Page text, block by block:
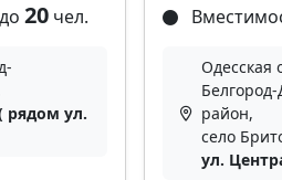
20 чел.
рядом ул.
Одесская
район,
село
ул.